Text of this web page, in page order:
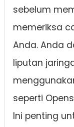
sebelum
memeriksa
Anda. Anda
liputan
seperti
Ini penting